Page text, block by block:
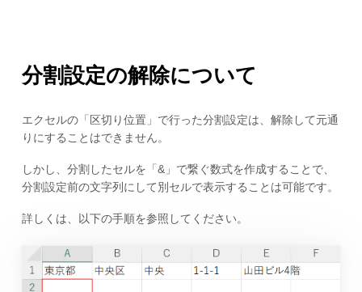
分割設定の解除について
エクセルの「区切り位置」で行った分割設定は、解除して元通
りにすることはできません。
しかし、分割したセルを「&」で繋ぐ数式を作成することで、
分割設定前の文字列にして別セルで表示することは可能です。
詳しくは、以下の手順を参照してください。